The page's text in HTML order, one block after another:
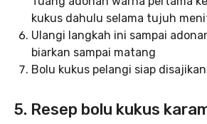
kukus dahulu selama tujuh
Ulangi langkah ini sampai
biarkan sampai matang
Bolu kukus pelangi siap
5. Resep bolu kukus